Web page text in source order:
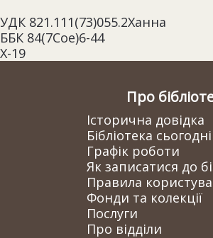
УДК 821.111(73)055.2Ханна
ББК 84(7Сое)6-44
Х-19
Про
Історична довідка
Бібліотека сьогодні
Графік роботи
Як записатися до
Правила
Фонди та колекції
Послуги
Про відділи